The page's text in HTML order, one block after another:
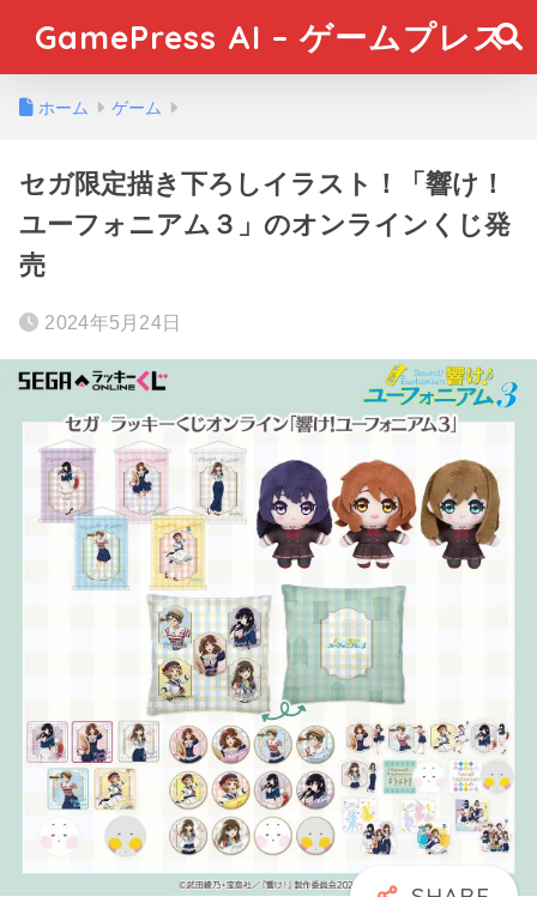
GamePress AI – ゲームプレス
ホーム ゲーム
セガ限定描き下ろしイラスト！「響け！
ユーフォニアム３」のオンラインくじ発
売
2024年5月24日